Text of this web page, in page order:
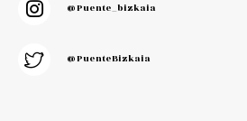
@puente_bizkaia
@PuenteBizkaia